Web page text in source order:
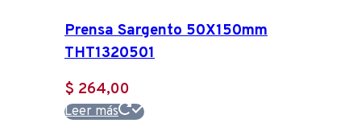
Prensa Sargento 50X150mm
THT1320501
$ 264,00
Leer más